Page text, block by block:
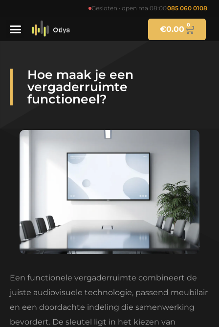
Gesloten · open ma 08:00085 060 0108
€0.00 0
Hoe maak je een
vergaderruimte
functioneel?
Een functionele vergaderruimte combineert de
juiste audiovisuele technologie, passend meubilair
en een doordachte indeling die samenwerking
bevordert. De sleutel ligt in het kiezen van